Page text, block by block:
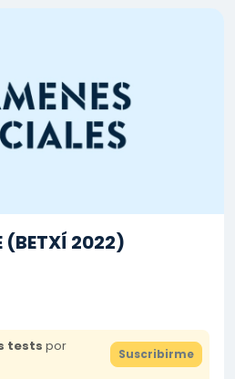
(BETXÍ 2022)
tests por
Suscribirme